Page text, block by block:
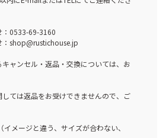
：0533-69-3160
：shop@rustichouse.jp
キャンセル・返品・交換については、お
ては返品をお受けできませんので、ご
イメージと違う、サイズが合わない、